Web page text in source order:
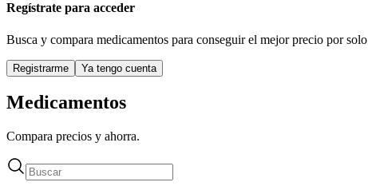
Regístrate para acceder
Busca y compara medicamentos para conseguir el mejor precio por solo
Registrarme Ya tengo cuenta
Medicamentos
Compara precios y ahorra.